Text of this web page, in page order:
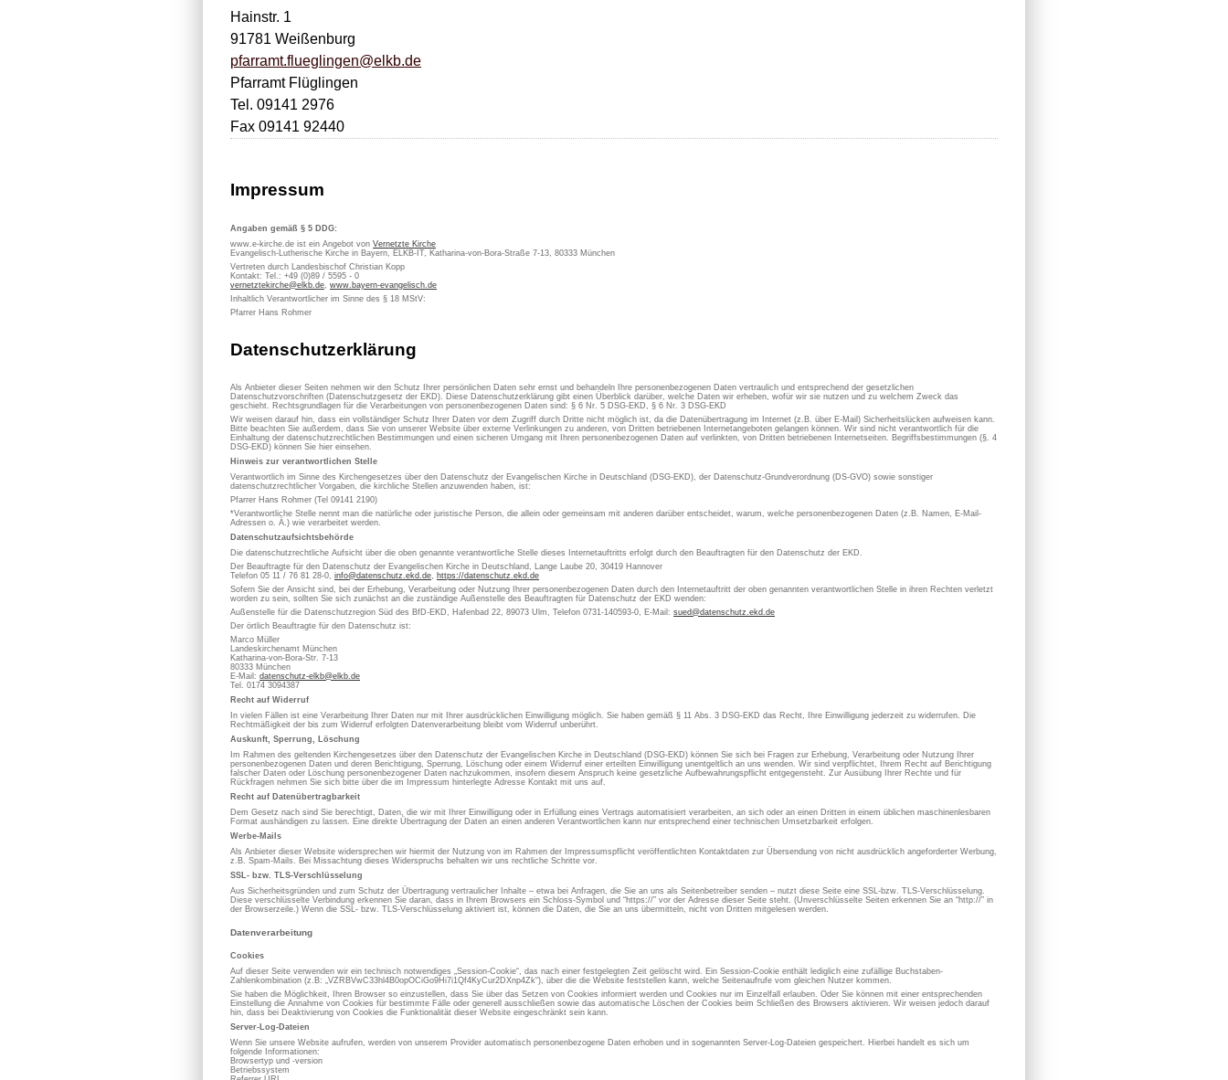
Hainstr. 1
91781 Weißenburg
pfarramt.flueglingen@elkb.de
Pfarramt Flüglingen
Tel. 09141 2976
Fax 09141 92440
Impressum
Angaben gemäß § 5 DDG:
www.e-kirche.de ist ein Angebot von Vernetzte Kirche
Evangelisch-Lutherische Kirche in Bayern, ELKB-IT, Katharina-von-Bora-Straße 7-13, 80333 München
Vertreten durch Landesbischof Christian Kopp
Kontakt: Tel.: +49 (0)89 / 5595 - 0
vernetztekirche@elkb.de, www.bayern-evangelisch.de
Inhaltlich Verantwortlicher im Sinne des § 18 MStV:
Pfarrer Hans Rohmer
Datenschutzerklärung
Als Anbieter dieser Seiten nehmen wir den Schutz Ihrer persönlichen Daten sehr ernst und behandeln Ihre personenbezogenen Daten vertraulich und entsprechend der gesetzlichen
Datenschutzvorschriften (Datenschutzgesetz der EKD). Diese Datenschutzerklärung gibt einen Überblick darüber, welche Daten wir erheben, wofür wir sie nutzen und zu welchem Zweck das
geschieht. Rechtsgrundlagen für die Verarbeitungen von personenbezogenen Daten sind: § 6 Nr. 5 DSG-EKD, § 6 Nr. 3 DSG-EKD
Wir weisen darauf hin, dass ein vollständiger Schutz Ihrer Daten vor dem Zugriff durch Dritte nicht möglich ist, da die Datenübertragung im Internet (z.B. über E-Mail) Sicherheitslücken aufweisen kann.
Bitte beachten Sie außerdem, dass Sie von unserer Website über externe Verlinkungen zu anderen, von Dritten betriebenen Internetangeboten gelangen können. Wir sind nicht verantwortlich für die
Einhaltung der datenschutzrechtlichen Bestimmungen und einen sicheren Umgang mit Ihren personenbezogenen Daten auf verlinkten, von Dritten betriebenen Internetseiten. Begriffsbestimmungen (§. 4
DSG-EKD) können Sie hier einsehen.
Hinweis zur verantwortlichen Stelle
Verantwortlich im Sinne des Kirchengesetzes über den Datenschutz der Evangelischen Kirche in Deutschland (DSG-EKD), der Datenschutz-Grundverordnung (DS-GVO) sowie sonstiger
datenschutzrechtlicher Vorgaben, die kirchliche Stellen anzuwenden haben, ist:
Pfarrer Hans Rohmer (Tel 09141 2190)
*Verantwortliche Stelle nennt man die natürliche oder juristische Person, die allein oder gemeinsam mit anderen darüber entscheidet, warum, welche personenbezogenen Daten (z.B. Namen, E-Mail-
Adressen o. Ä.) wie verarbeitet werden.
Datenschutzaufsichtsbehörde
Die datenschutzrechtliche Aufsicht über die oben genannte verantwortliche Stelle dieses Internetauftritts erfolgt durch den Beauftragten für den Datenschutz der EKD.
Der Beauftragte für den Datenschutz der Evangelischen Kirche in Deutschland, Lange Laube 20, 30419 Hannover
Telefon 05 11 / 76 81 28-0, info@datenschutz.ekd.de, https://datenschutz.ekd.de
Sofern Sie der Ansicht sind, bei der Erhebung, Verarbeitung oder Nutzung Ihrer personenbezogenen Daten durch den Internetauftritt der oben genannten verantwortlichen Stelle in ihren Rechten verletzt
worden zu sein, sollten Sie sich zunächst an die zuständige Außenstelle des Beauftragten für Datenschutz der EKD wenden:
Außenstelle für die Datenschutzregion Süd des BfD-EKD, Hafenbad 22, 89073 Ulm, Telefon 0731-140593-0, E-Mail: sued@datenschutz.ekd.de
Der örtlich Beauftragte für den Datenschutz ist:
Marco Müller
Landeskirchenamt München
Katharina-von-Bora-Str. 7-13
80333 München
E-Mail: datenschutz-elkb@elkb.de
Tel. 0174 3094387
Recht auf Widerruf
In vielen Fällen ist eine Verarbeitung Ihrer Daten nur mit Ihrer ausdrücklichen Einwilligung möglich. Sie haben gemäß § 11 Abs. 3 DSG-EKD das Recht, Ihre Einwilligung jederzeit zu widerrufen. Die
Rechtmäßigkeit der bis zum Widerruf erfolgten Datenverarbeitung bleibt vom Widerruf unberührt.
Auskunft, Sperrung, Löschung
Im Rahmen des geltenden Kirchengesetzes über den Datenschutz der Evangelischen Kirche in Deutschland (DSG-EKD) können Sie sich bei Fragen zur Erhebung, Verarbeitung oder Nutzung Ihrer
personenbezogenen Daten und deren Berichtigung, Sperrung, Löschung oder einem Widerruf einer erteilten Einwilligung unentgeltlich an uns wenden. Wir sind verpflichtet, Ihrem Recht auf Berichtigung
falscher Daten oder Löschung personenbezogener Daten nachzukommen, insofern diesem Anspruch keine gesetzliche Aufbewahrungspflicht entgegensteht. Zur Ausübung Ihrer Rechte und für
Rückfragen nehmen Sie sich bitte über die im Impressum hinterlegte Adresse Kontakt mit uns auf.
Recht auf Datenübertragbarkeit
Dem Gesetz nach sind Sie berechtigt, Daten, die wir mit Ihrer Einwilligung oder in Erfüllung eines Vertrags automatisiert verarbeiten, an sich oder an einen Dritten in einem üblichen maschinenlesbaren
Format aushändigen zu lassen. Eine direkte Übertragung der Daten an einen anderen Verantwortlichen kann nur entsprechend einer technischen Umsetzbarkeit erfolgen.
Werbe-Mails
Als Anbieter dieser Website widersprechen wir hiermit der Nutzung von im Rahmen der Impressumspflicht veröffentlichten Kontaktdaten zur Übersendung von nicht ausdrücklich angeforderter Werbung,
z.B. Spam-Mails. Bei Missachtung dieses Widerspruchs behalten wir uns rechtliche Schritte vor.
SSL- bzw. TLS-Verschlüsselung
Aus Sicherheitsgründen und zum Schutz der Übertragung vertraulicher Inhalte – etwa bei Anfragen, die Sie an uns als Seitenbetreiber senden – nutzt diese Seite eine SSL-bzw. TLS-Verschlüsselung.
Diese verschlüsselte Verbindung erkennen Sie daran, dass in Ihrem Browsers ein Schloss-Symbol und “https://” vor der Adresse dieser Seite steht. (Unverschlüsselte Seiten erkennen Sie an “http://” in
der Browserzeile.) Wenn die SSL- bzw. TLS-Verschlüsselung aktiviert ist, können die Daten, die Sie an uns übermitteln, nicht von Dritten mitgelesen werden.
Datenverarbeitung
Cookies
Auf dieser Seite verwenden wir ein technisch notwendiges „Session-Cookie“, das nach einer festgelegten Zeit gelöscht wird. Ein Session-Cookie enthält lediglich eine zufällige Buchstaben-
Zahlenkombination (z.B: „VZRBVwC33hl4B0opOCiGo9Hi7i1Qf4KyCur2DXnp4Zk“), über die die Website feststellen kann, welche Seitenaufrufe vom gleichen Nutzer kommen.
Sie haben die Möglichkeit, Ihren Browser so einzustellen, dass Sie über das Setzen von Cookies informiert werden und Cookies nur im Einzelfall erlauben. Oder Sie können mit einer entsprechenden
Einstellung die Annahme von Cookies für bestimmte Fälle oder generell ausschließen sowie das automatische Löschen der Cookies beim Schließen des Browsers aktivieren. Wir weisen jedoch darauf
hin, dass bei Deaktivierung von Cookies die Funktionalität dieser Website eingeschränkt sein kann.
Server-Log-Dateien
Wenn Sie unsere Website aufrufen, werden von unserem Provider automatisch personenbezogene Daten erhoben und in sogenannten Server-Log-Dateien gespeichert. Hierbei handelt es sich um
folgende Informationen:
Browsertyp und -version
Betriebssystem